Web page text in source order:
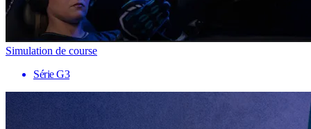
Simulation de course
Série G3